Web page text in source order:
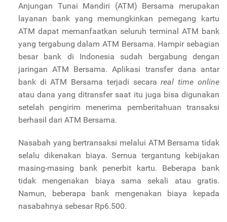
Anjungan Tunai Mandiri (ATM) Bersama merupakan
layanan bank yang memungkinkan pemegang kartu
ATM dapat memanfaatkan seluruh terminal ATM bank
yang tergabung dalam ATM Bersama. Hampir sebagian
besar bank di Indonesia sudah bergabung dengan
jaringan ATM Bersama. Aplikasi transfer dana antar
bank di ATM Bersama terjadi secarareal time online
atau dana yang ditransfer saat itu juga bisa digunakan
setelah pengirim menerima pemberitahuan transaksi
berhasil dari ATM Bersama.
Nasabah yang bertransaksi melalui ATM Bersama tidak
selalu dikenakan biaya. Semua tergantung kebijakan
masing-masing bank penerbit kartu. Beberapa bank
tidak mengenakan biaya sama sekali atau gratis.
Namun, beberapa bank mengenakan biaya kepada
nasabahnya sebesar Rp6.500.